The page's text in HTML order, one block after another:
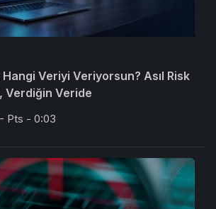
Veriyi Veriyorsun? Asıl Risk
Verdiğin Veride
Pts - 0:03